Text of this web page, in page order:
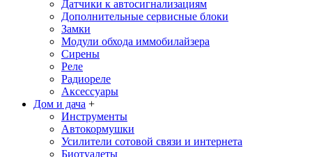
Датчики к автосигнализациям
Дополнительные сервисные блоки
Замки
Модули обхода иммобилайзера
Сирены
Реле
Радиореле
Аксессуары
Дом и дача +
Инструменты
Автокормушки
Усилители сотовой связи и интернета
Биотуалеты